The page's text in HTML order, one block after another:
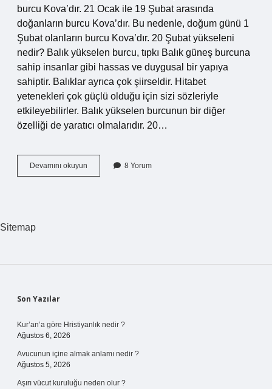
burcu Kova’dır. 21 Ocak ile 19 Şubat arasında
doğanların burcu Kova’dır. Bu nedenle, doğum günü 1
Şubat olanların burcu Kova’dır. 20 Şubat yükseleni
nedir? Balık yükselen burcu, tıpkı Balık güneş burcuna
sahip insanlar gibi hassas ve duygusal bir yapıya
sahiptir. Balıklar ayrıca çok şiirseldir. Hitabet
yetenekleri çok güçlü olduğu için sizi sözleriyle
etkileyebilirler. Balık yükselen burcunun bir diğer
özelliği de yaratıcı olmalarıdır. 20…
Devamını okuyun
Şubat
8 Yorum
Sitemap
Sidebar
Son Yazılar
Kur’an’a göre Hristiyanlık nedir ?
Ağustos 6, 2026
Avucunun içine almak anlamı nedir ?
Ağustos 5, 2026
Aşırı vücut kuruluğu neden olur ?